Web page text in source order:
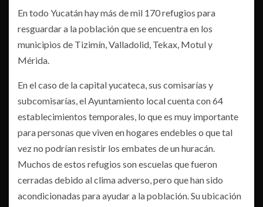
En todo Yucatán hay más de mil 170 refugios para
resguardar a la población que se encuentra en los
municipios de Tizimín, Valladolid, Tekax, Motul y
Mérida.
En el caso de la capital yucateca, sus comisarías y
subcomisarías, el Ayuntamiento local cuenta con 64
establecimientos temporales, lo que es muy importante
para personas que viven en hogares endebles o que tal
vez no podrían resistir los embates de un huracán.
Muchos de estos refugios son escuelas que fueron
cerradas debido al clima adverso, pero que han sido
acondicionadas para ayudar a la población. Su ubicación